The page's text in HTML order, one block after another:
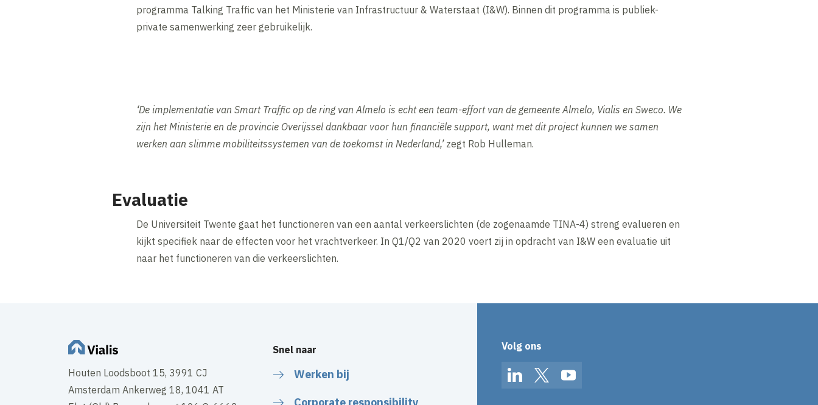
programma Talking Traffic van het Ministerie van Infrastructuur & Waterstaat (I&W). Binnen dit programma is publiek-
private samenwerking zeer gebruikelijk.
‘De implementatie van Smart Traffic op de ring van Almelo is echt een team-effort van de gemeente Almelo, Vialis en Sweco. We
zijn het Ministerie en de provincie Overijssel dankbaar voor hun financiële support, want met dit project kunnen we samen
werken aan slimme mobiliteitssystemen van de toekomst in Nederland,’ zegt Rob Hulleman.
Evaluatie
De Universiteit Twente gaat het functioneren van een aantal verkeerslichten (de zogenaamde TINA-4) streng evalueren en
kijkt specifiek naar de effecten voor het vrachtverkeer. In Q1/Q2 van 2020 voert zij in opdracht van I&W een evaluatie uit
naar het functioneren van die verkeerslichten.
Houten Loodsboot 15, 3991 CJ
Amsterdam Ankerweg 18, 1041 AT
Snel naar
Werken bij
Volg ons
LinkedInTwitterYouTube